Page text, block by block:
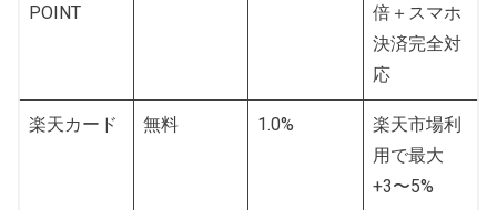
POINT
倍＋スマホ
決済完全対
応
楽天カード 無料 1.0%
楽天市場利
用で最大
+3〜5%